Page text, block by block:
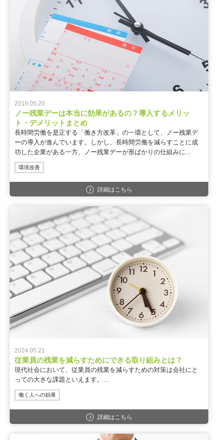
2019.05.20
ノー残業デーは本当に効果があるの？導入するメリッ
ト・デメリットまとめ
長時間労働を是正する「働き方改革」の一環として、ノー残業デ
ーの導入が進んでいます。しかし、長時間労働を減らすことに成
功した企業がある一方、ノー残業デーが形ばかりの仕組みに...
環境改善
詳細はこちら
2024.05.21
従業員の残業を減らすためにできる取り組みとは？
現代社会において、従業員の残業を減らすための対策は会社にと
っての大きな課題といえます。...
働く人への効果
詳細はこちら